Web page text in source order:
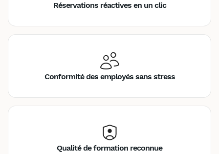
Réservations réactives en un clic
Conformité des employés sans stress
Qualité de formation reconnue